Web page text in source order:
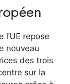
repose
nouveau
des trois
sur la